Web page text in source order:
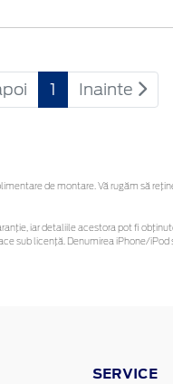
1 Inainte
de montare. Vă rugăm să
iar detaliile acestora pot fi
sub licență. Denumirea iPhone/
SERVICE